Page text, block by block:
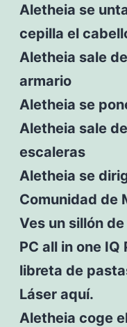
Aletheia se
cepilla el
Aletheia sale
armario
Aletheia se
Aletheia sale
escaleras
Aletheia se
Comunidad de
Ves un sillón
PC all in one
libreta de
Láser aquí.
Aletheia coge